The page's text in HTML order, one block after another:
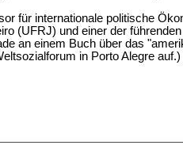
für internationale politische
(UFRJ) und einer der
an einem Buch über das
in Porto Alegre auf.)